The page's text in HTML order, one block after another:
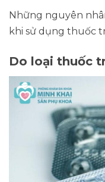
Những nguyên
khi sử dụng thuốc
Do loại thuốc